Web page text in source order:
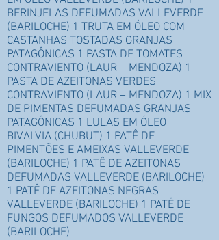
BERINJELAS DEFUMADAS VALLEVERDE
(BARILOCHE) 1 TRUTA EM ÓLEO COM
CASTANHAS TOSTADAS GRANJAS
PATAGÔNICAS 1 PASTA DE TOMATES
CONTRAVIENTO (LAUR – MENDOZA) 1
PASTA DE AZEITONAS VERDES
CONTRAVIENTO (LAUR – MENDOZA) 1 MIX
DE PIMENTAS DEFUMADAS GRANJAS
PATAGÔNICAS 1 LULAS EM ÓLEO
BIVALVIA (CHUBUT) 1 PATÊ DE
PIMENTÕES E AMEIXAS VALLEVERDE
(BARILOCHE) 1 PATÊ DE AZEITONAS
DEFUMADAS VALLEVERDE (BARILOCHE)
1 PATÊ DE AZEITONAS NEGRAS
VALLEVERDE (BARILOCHE) 1 PATÊ DE
FUNGOS DEFUMADOS VALLEVERDE
(BARILOCHE)